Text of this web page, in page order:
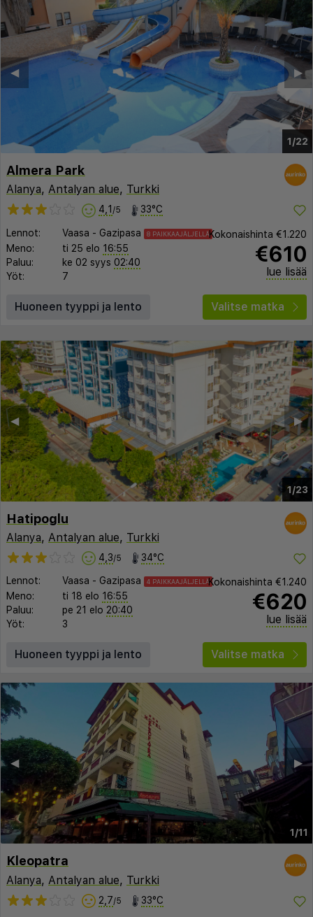
1/22
▶︎
◀︎
Almera Park
Alanya, Antalyan alue, Turkki
4,1 /5 33°C
Lennot: Vaasa - Gazipasa 8 PAIKKAAJÄLJELLÄ
Meno: ti 25 elo 16:55
Paluu:
ke 02 syys 02:40
Yöt:
7
Kokonaishinta €1.220
€610
lue lisää
Huoneen tyyppi ja lento Valitse matka
1/23
▶︎
◀︎
Hatipoglu
Alanya, Antalyan alue, Turkki
4,3/5 34°C
Lennot: Vaasa - Gazipasa 4 PAIKKAAJÄLJELLÄ
Meno: ti 18 elo 16:55
Paluu:
pe 21 elo 20:40
Yöt:
3
Kokonaishinta €1.240
€620
lue lisää
Huoneen tyyppi ja lento Valitse matka
1/11
▶︎
◀︎
Kleopatra
Alanya, Antalyan alue, Turkki
2,7/5 33°C